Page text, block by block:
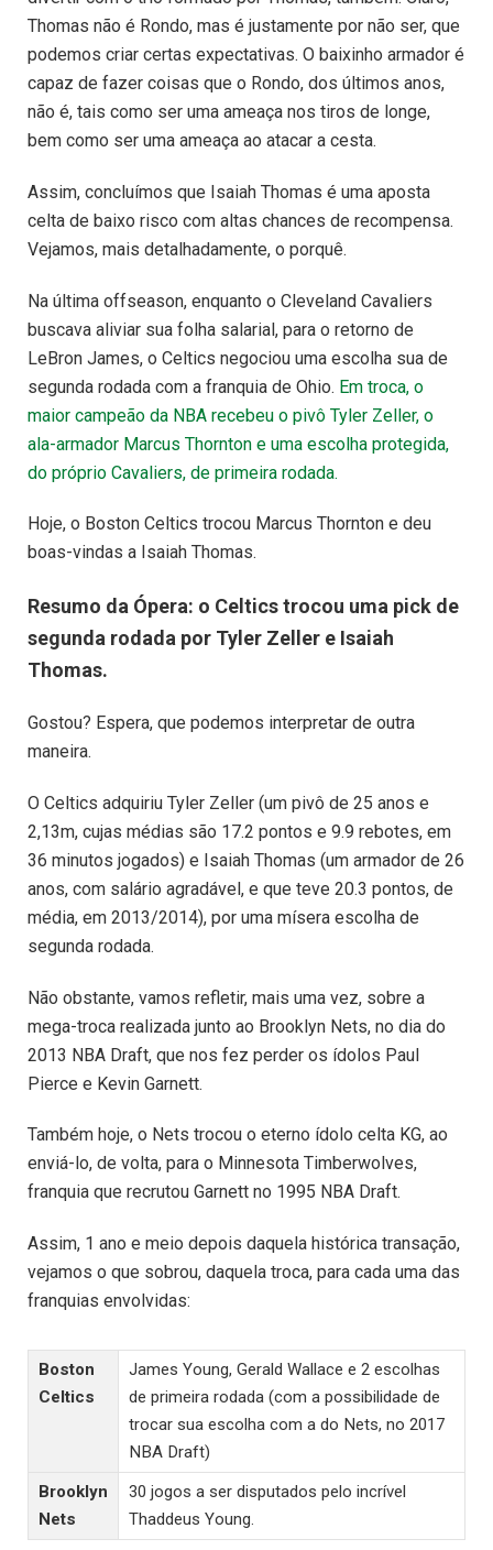
Thomas não é Rondo, mas é justamente por não ser, que
podemos criar certas expectativas. O baixinho armador é
capaz de fazer coisas que o Rondo, dos últimos anos,
não é, tais como ser uma ameaça nos tiros de longe,
bem como ser uma ameaça ao atacar a cesta.
Assim, concluímos que Isaiah Thomas é uma aposta
celta de baixo risco com altas chances de recompensa.
Vejamos, mais detalhadamente, o porquê.
Na última offseason, enquanto o Cleveland Cavaliers
buscava aliviar sua folha salarial, para o retorno de
LeBron James, o Celtics negociou uma escolha sua de
segunda rodada com a franquia de Ohio. Em troca, o
maior campeão da NBA recebeu o pivô Tyler Zeller, o
ala-armador Marcus Thornton e uma escolha protegida,
do próprio Cavaliers, de primeira rodada.
Hoje, o Boston Celtics trocou Marcus Thornton e deu
boas-vindas a Isaiah Thomas.
Resumo da Ópera: o Celtics trocou uma pick de
segunda rodada por Tyler Zeller e Isaiah
Thomas.
Gostou? Espera, que podemos interpretar de outra
maneira.
O Celtics adquiriu Tyler Zeller (um pivô de 25 anos e
2,13m, cujas médias são 17.2 pontos e 9.9 rebotes, em
36 minutos jogados) e Isaiah Thomas (um armador de 26
anos, com salário agradável, e que teve 20.3 pontos, de
média, em 2013/2014), por uma mísera escolha de
segunda rodada.
Não obstante, vamos refletir, mais uma vez, sobre a
mega-troca realizada junto ao Brooklyn Nets, no dia do
2013 NBA Draft, que nos fez perder os ídolos Paul
Pierce e Kevin Garnett.
Também hoje, o Nets trocou o eterno ídolo celta KG, ao
enviá-lo, de volta, para o Minnesota Timberwolves,
franquia que recrutou Garnett no 1995 NBA Draft.
Assim, 1 ano e meio depois daquela histórica transação,
vejamos o que sobrou, daquela troca, para cada uma das
franquias envolvidas:
Boston
Celtics
James Young, Gerald Wallace e 2 escolhas
de primeira rodada (com a possibilidade de
trocar sua escolha com a do Nets, no 2017
NBA Draft)
Brooklyn
Nets
30 jogos a ser disputados pelo incrível
Thaddeus Young.